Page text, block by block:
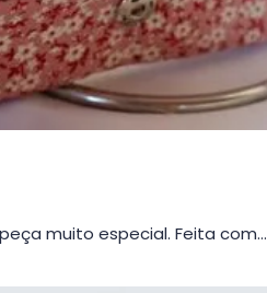
muito especial. Feita com…